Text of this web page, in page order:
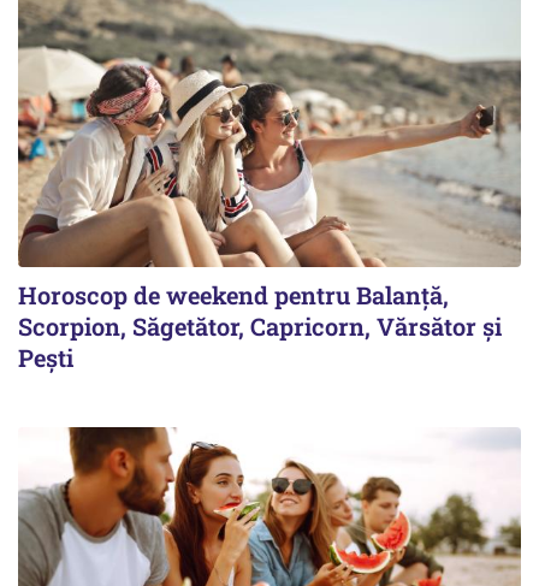
Horoscop de weekend pentru Balanță,
Scorpion, Săgetător, Capricorn, Vărsător și
Pești